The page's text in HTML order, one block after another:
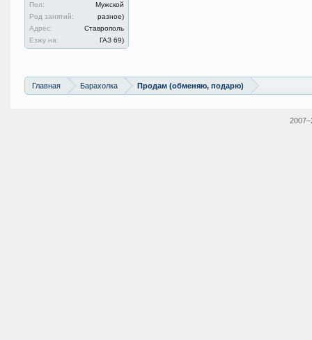
Пол:
Мужской
Род занятий:
разное)
Адрес:
Ставрополь
Езжу на:
ГАЗ 69)
Главная Барахолка Продам (обменяю, подарю)
2007–